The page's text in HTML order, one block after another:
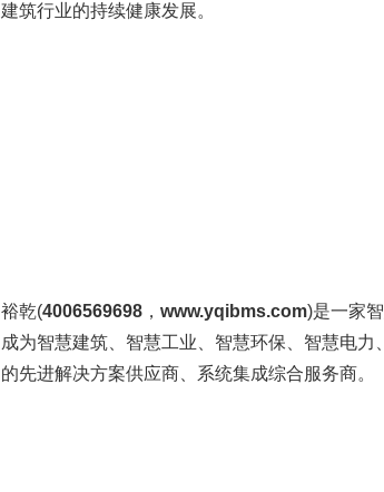
建筑行业的持续健康发展。
裕乾(4006569698 ， www.yqibms.com)是一家
成为智慧建筑、智慧工业、智慧环保、智慧电
的先进解决方案供应商、系统集成综合服务商。